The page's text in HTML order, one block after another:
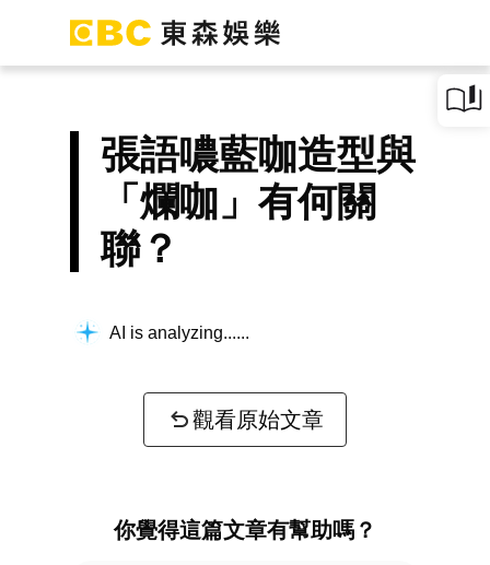
張語噥藍咖造型與
「爛咖」有何關
聯？
AI is analyzing...
觀看原始文章
你覺得這篇文章有幫助嗎？